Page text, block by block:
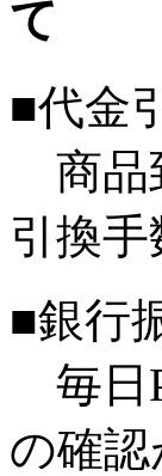
■代金
商品
引換
■銀行
毎日
の確